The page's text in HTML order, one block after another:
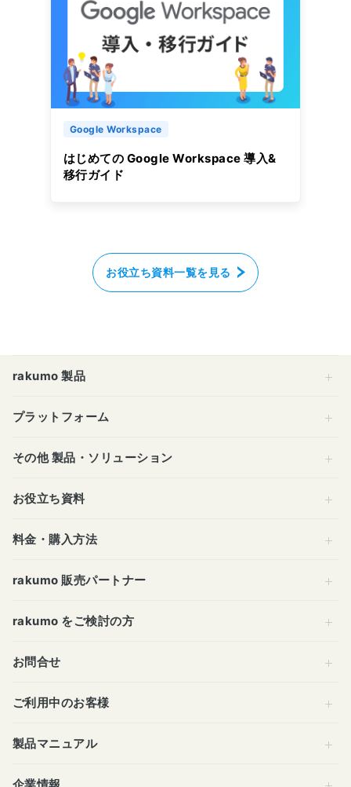
Google Workspace
はじめての Google Workspace 導入&
移行ガイド
お役立ち資料一覧を見る
rakumo 製品
プラットフォーム
その他 製品・ソリューション
お役立ち資料
料金・購入方法
rakumo 販売パートナー
rakumo をご検討の方
お問合せ
ご利用中のお客様
製品マニュアル